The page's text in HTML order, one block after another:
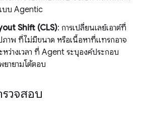
บบ Agentic
Shift (CLS): การเปลี่ยนเลย์เอาต์ที่
ภาพ ที่ไม่มีขนาด หรือเนื้อหาที่แทรกอาจ
ว่างเวลา ที่ Agent ระบุองค์ประกอบ
ยายามโต้ตอบ
วจสอบ